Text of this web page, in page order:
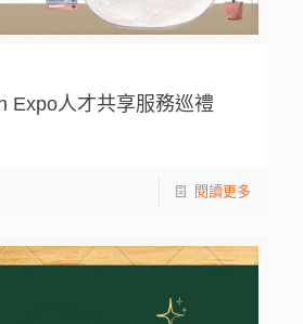
Expo人才共享服務巡禮
閱讀更多